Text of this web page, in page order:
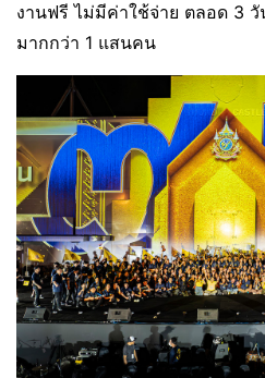
งานฟรี ไม่มีค่าใช้จ่าย ตลอด 3
มากกว่า 1 แสนคน